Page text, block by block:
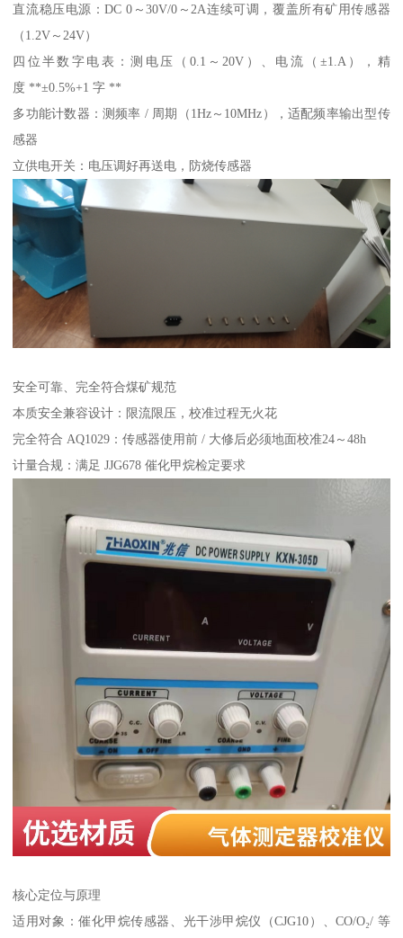
直流稳压电源：DC 0～30V/0～2A连续可调，覆盖所有矿用传感器
（1.2V～24V）
四位半数字电表：测电压（0.1～20V）、电流（±1.A），精
度 **±0.5%+1 字 **
多功能计数器：测频率 / 周期（1Hz～10MHz），适配频率输出型传
感器
立供电开关：电压调好再送电，防烧传感器
安全可靠、完全符合煤矿规范
本质安全兼容设计：限流限压，校准过程无火花
完全符合 AQ1029：传感器使用前 / 大修后必须地面校准24～48h
计量合规：满足 JJG678 催化甲烷检定要求
核心定位与原理
适用对象：催化甲烷传感器、光干涉甲烷仪（CJG10）、CO/O₂/ 等